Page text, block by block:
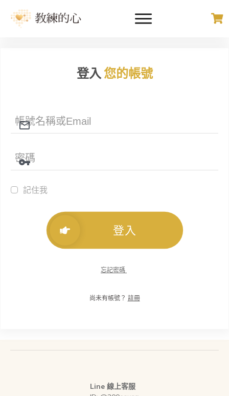
登入您的帳號
記住我
登入
忘記密碼
尚未有帳號？ 註冊
Line 線上客服